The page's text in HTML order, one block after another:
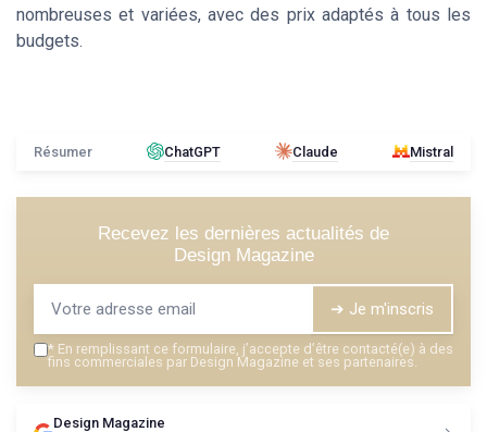
nombreuses et variées, avec des prix adaptés à tous les
budgets.
Résumer ChatGPT Claude Mistral
Recevez les dernières actualités de
Design Magazine
➔ Je m'inscris
* En remplissant ce formulaire, j’accepte d’être contacté(e) à des
fins commerciales par Design Magazine et ses partenaires.
Design Magazine